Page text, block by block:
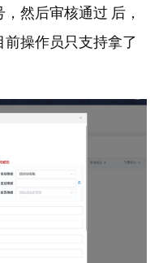
然后审核通过 后，
操作员只支持拿了